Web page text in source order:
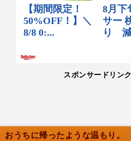
スポンサードリンク
おうちに帰ったような温もり。